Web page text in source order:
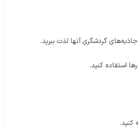
گردشگری آنها لذت ببرید.
استفاده کنید.
کنید.